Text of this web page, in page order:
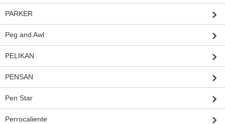
PARKER
Peg and Awl
PELIKAN
PENSAN
Pen Star
Perrocaliente